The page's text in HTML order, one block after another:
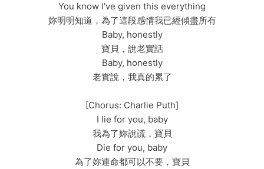
You know I've given this everything
妳明明知道，為了這段感情我已經傾盡所有
Baby, honestly
寶貝，說老實話
Baby, honestly
老實說，我真的累了
[Chorus: Charlie Puth]
I lie for you, baby
我為了妳說謊，寶貝
Die for you, baby
為了妳連命都可以不要，寶貝